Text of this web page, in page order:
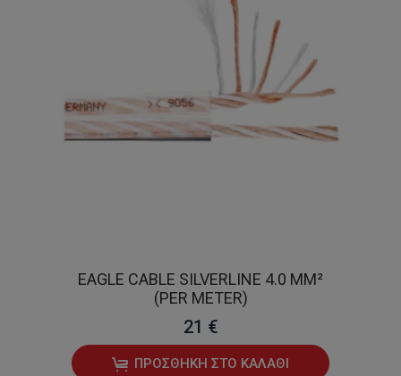
EAGLE CABLE SILVERLINE 4.0 MM²
(PER METER)
21 €
ΠΡΟΣΘΉΚΗ ΣΤΟ ΚΑΛΆΘΙ